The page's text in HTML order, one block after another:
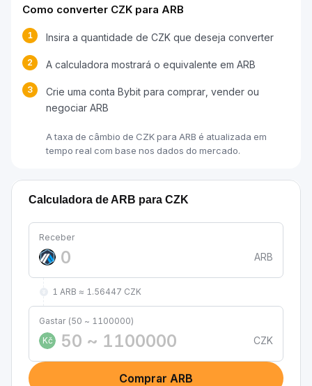
Como converter CZK para ARB
1 Insira a quantidade de CZK que deseja converter
2 A calculadora mostrará o equivalente em ARB
3
Crie uma conta Bybit para comprar, vender ou
negociar ARB
A taxa de câmbio de CZK para ARB é atualizada em
tempo real com base nos dados do mercado.
Calculadora de ARB para CZK
Receber
ARB
1 ARB ≈ 1.56447 CZK
Gastar (50 ~ 1100000)
Kč
CZK
Comprar ARB